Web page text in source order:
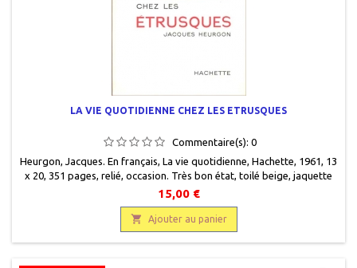
LA VIE QUOTIDIENNE CHEZ LES ETRUSQUES
Commentaire(s): 0
Heurgon, Jacques. En français, La vie quotidienne, Hachette, 1961, 13
x 20, 351 pages, relié, occasion. Très bon état, toilé beige, jaquette
éditeur illustrée en bon état, quelques moindres défauts.
15,00 €
 Ajouter au panier